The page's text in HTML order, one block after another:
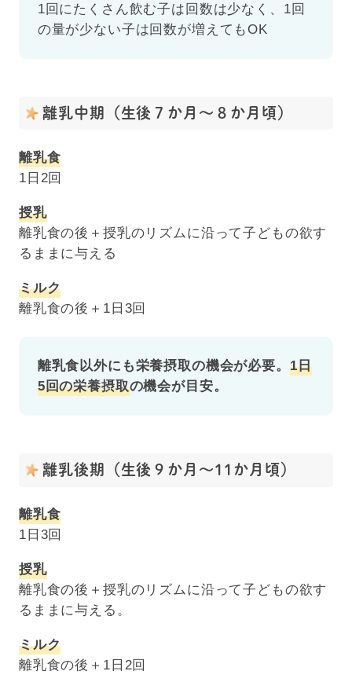
1回にたくさん飲む子は回数は少なく、1回
の量が少ない子は回数が増えてもOK
離乳中期（生後７か月～８か月頃）
離乳食
1日2回
授乳
離乳食の後＋授乳のリズムに沿って子どもの欲す
るままに与える
ミルク
離乳食の後＋1日3回
離乳食以外にも栄養摂取の機会が必要。 1日
5回の栄養摂取の機会が目安。
離乳後期（生後９か月～11か月頃）
離乳食
1日3回
授乳
離乳食の後＋授乳のリズムに沿って子どもの欲す
るままに与える。
ミルク
離乳食の後＋1日2回